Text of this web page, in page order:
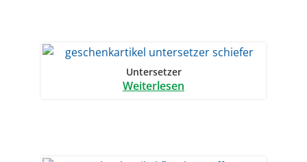
Untersetzer
Weiterlesen